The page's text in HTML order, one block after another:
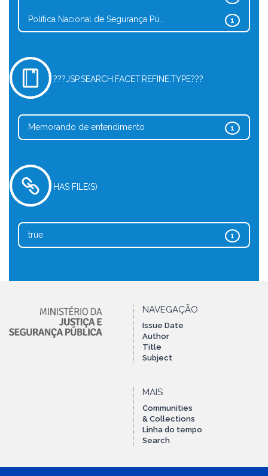
1
Política Nacional de Segurança Pú...
???JSP.SEARCH.FACET.REFINE.TYPE???
1
Memorando de entendimento
HAS FILE(S)
1
true
NAVEGAÇÃO
Issue Date
Author
Title
Subject
MAIS
Communities
& Collections
Linha do tempo
Search